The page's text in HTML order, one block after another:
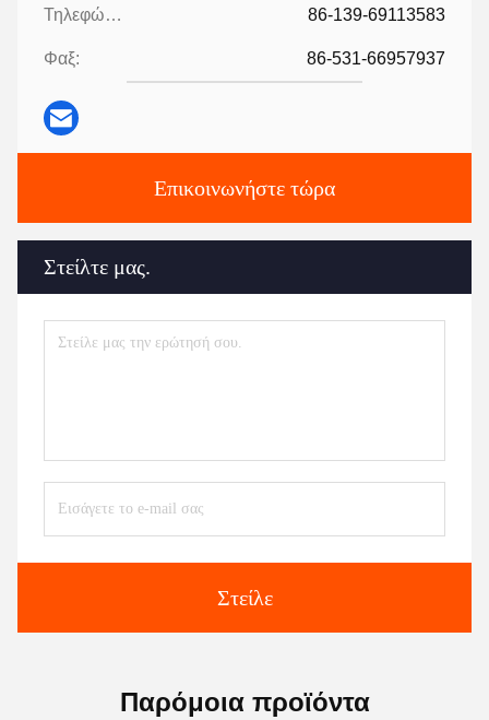
Τηλεφώνημα: 86-139-69113583
Φαξ: 86-531-66957937
Επικοινωνήστε τώρα
Στείλτε μας.
Στείλε
Παρόμοια προϊόντα